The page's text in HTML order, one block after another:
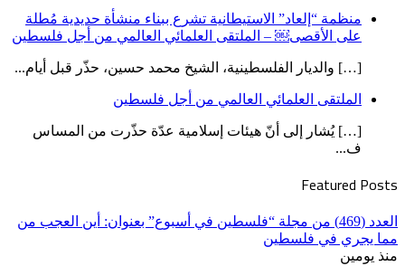
منظمة “إلعاد” الاستيطانية تشرع ببناء منشأة حديدية مُطلة
على الأقصى￼ – الملتقى العلمائي العالمي من أجل فلسطين
[…] والديار الفلسطينية، الشيخ محمد حسين، حذّر قبل أيام...
الملتقى العلمائي العالمي من أجل فلسطين
[…] يُشار إلى أنّ هيئات إسلامية عدّة حذّرت من المساس
ف...
Featured Posts
العدد (469) من مجلة “فلسطين في أسبوع” بعنوان: أين العجب من
مما يجري في فلسطين
منذ يومين